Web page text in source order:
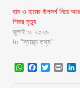
হাম ও হামের উপসর্গ নিয়ে
শিশুর মৃত্যু
জুলাই ৩, ২০২৬
In "স্বাস্থ্য তথ্য"
WhatsApp
Facebook
Twitter
Print